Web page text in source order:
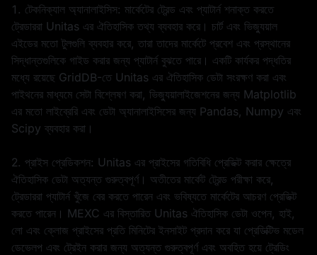
1. টেকনিক্যাল অ্যানালাইসিস: মার্কেটের ট্রেন্ড এবং প্যাটার্ন শনাক্ত করতে
ট্রেডাররা Unitas এর ঐতিহাসিক তথ্য ব্যবহার করে। চার্ট এবং ভিজ্যুয়াল
এইডের মতো টুলগুলি ব্যবহার করে, তারা তাদের মার্কেটে প্রবেশ এবং প্রস্থানের
সিদ্ধান্তগুলিকে গাইড করার জন্য প্যাটার্ন বুঝতে পারে। একটি কার্যকর পদ্ধতির
মধ্যে রয়েছে GridDB-তে Unitas এর ঐতিহাসিক ডেটা সংরক্ষণ করা এবং
পাইথনের মাধ্যমে সেটা বিশ্লেষণ করা, ভিজ্যুয়ালাইজেশনের জন্য Matplotlib
এর মতো লাইব্রেরি এবং ডেটা অ্যানালাইসিসের জন্য Pandas, Numpy এবং
Scipy ব্যবহার করা।
2. প্রাইস প্রেডিকশন: Unitas এর প্রাইসের গতিবিধি প্রেডিক্ট করার ক্ষেত্রে
ঐতিহাসিক ডেটা অত্যন্ত গুরুত্বপূর্ণ। অতীতের মার্কেট ট্রেন্ড পরীক্ষা করে,
ট্রেডাররা প্যাটার্ন খুঁজে বের করতে পারেন এবং ভবিষ্যতে মার্কেটের আচরণ প্রেডিক্ট
করতে পারেন। MEXC এর বিস্তারিত Unitas ঐতিহাসিক ডেটা ওপেন, হাই,
লো এবং ক্লোজ প্রাইসের প্রতি মিনিটের ইনসাইট প্রদান করে যা প্রেডিক্টিভ মডেল
ডেভেলপ এবং ট্রেইন করার জন্য অত্যন্ত গুরুত্বপূর্ণ এবং অবহিত হয়ে ট্রেডিং